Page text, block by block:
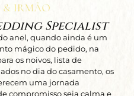
Specialist
anel, quando ainda é um
mágico do pedido, na
os noivos, lista de
no dia do casamento, os
uma jornada
compromisso seja calma e